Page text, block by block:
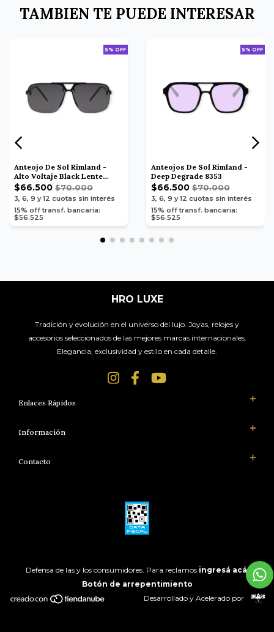
TAMBIEN TE PUEDE INTERESAR
5% OFF
Anteojo De Sol Rimland -
Alto Voltaje Black Lente
Negro 8378
$66.500 $70.000
3, 6, 9 y 12 cuotas sin interés
15% off transf. bancaria:
$56.525
5% OFF
Anteojos De Sol Rimland -
Deep Degrade 8353
$66.500 $70.000
3, 6, 9 y 12 cuotas sin interés
15% off transf. bancaria:
$56.525
HRO LUXE
Tradición y evolución en el universo del lujo. Joyas, relojes y
accesorios seleccionados de las mejores marcas internacionales.
Elegancia, exclusividad y estilo en cada detalle.
Enlaces Rápidos
Información
Contacto
Defensa de las y los consumidores. Para reclamos ingresá acá.
Botón de arrepentimiento
Desarrollado y Acelerado por